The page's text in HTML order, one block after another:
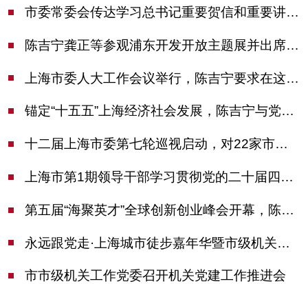
市委常委会传达学习总书记重要贺信和重要讲话精神，研究党建引领物业治理等工作
陈吉宁龚正等参观浦东开发开放主题展并出席座谈会
上海市委人大工作会议举行，陈吉宁要求在这些方面更加奋发有为
锚定“十五五”上海经济社会发展，陈吉宁与党外人士专题协商座谈
十二届上海市委第七轮巡视启动，对22家市管单位开展常规巡视
上海市第1期领导干部学习贯彻党的二十届四中全会精神专题研讨班开班，陈吉宁作专题报告
第五届“海聚英才”全球创新创业峰会开幕，陈吉宁出席并启动新一届大赛
永远跟党走·上海城市徒步嘉年华暨市级机关运动会开幕
市市级机关工作党委召开机关党建工作推进会